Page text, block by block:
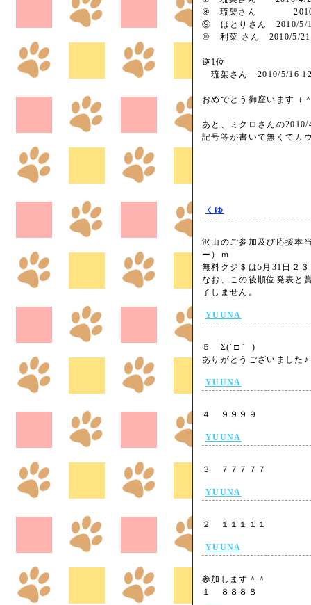
⑧ 琉架さん 2010/4/
⑨ ほとりさん 2010/5/
⑩ 利菜 さん 2010/5/21
逆1位
琉架さん 2010/5/16
おめでとう御座います
あと、ミクロさんの
記号等が書いて無くてカ
くゆ
沢山のご参加及び応援本
ー）ｍ
無料クジ＄は5月31日２
なお、この後順位発表と
了しません。
YUUNA
５ Σ(´□｀ )
ありがとうございまし
YUUNA
４ ９９９９
YUUNA
３ ７７７７７
YUUNA
２ １１１１１
YUUNA
参加します＾＾
１ ８８８８